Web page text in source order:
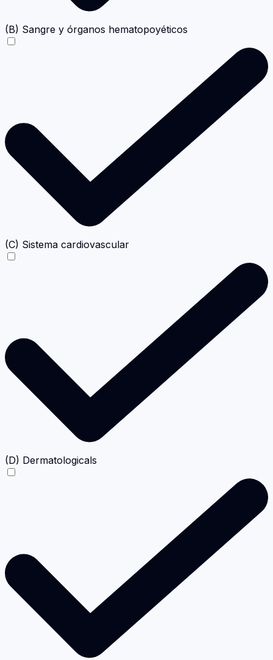
(B) Sangre y órganos hematopoyéticos
(C) Sistema cardiovascular
(D) Dermatologicals